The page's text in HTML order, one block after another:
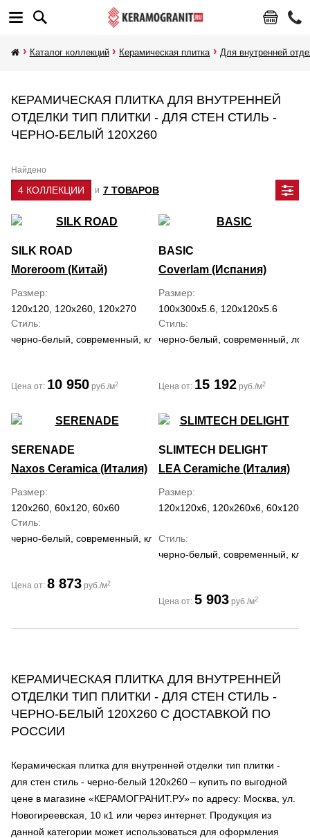
Каталог коллекций Керамическая плитка Для внутренней
КЕРАМИЧЕСКАЯ ПЛИТКА ДЛЯ ВНУТРЕННЕЙ
ОТДЕЛКИ ТИП ПЛИТКИ - ДЛЯ СТЕН СТИЛЬ -
ЧЕРНО-БЕЛЫЙ 120Х260
Найдено
4 КОЛЛЕКЦИИ и 7 ТОВАРОВ
SILK ROAD
Moreroom (Китай)
Размер
120x120, 120x260, 120x270
Стиль
черно-белый, современный, классический
Цена от: 10 950 руб./м2
BASIC
Coverlam (Испания)
Размер
100x300x5.6, 120x120x5.6
Стиль
черно-белый, современный,
Цена от: 15 192 руб./м2
SERENADE
Naxos Ceramica (Италия)
Размер
120x260, 60x120, 60x60
Стиль
черно-белый, современный, классический,
Цена от: 8 873 руб./м2
SLIMTECH DELIGHT
LEA Ceramiche (Италия)
Размер
120x120x6, 120x260x6, 60x120x6
Стиль
черно-белый, современный,
Цена от: 5 903 руб./м2
КЕРАМИЧЕСКАЯ ПЛИТКА ДЛЯ ВНУТРЕННЕЙ
ОТДЕЛКИ ТИП ПЛИТКИ - ДЛЯ СТЕН СТИЛЬ -
ЧЕРНО-БЕЛЫЙ 120Х260 С ДОСТАВКОЙ ПО
РОССИИ
Керамическая плитка для внутренней отделки тип плитки -
для стен стиль - черно-белый 120х260 – купить по выгодной
цене в магазине «КЕРАМОГРАНИТ.РУ» по адресу: Москва, ул.
Новогиреевская, 10 к1 или через интернет. Продукция из
данной категории может использоваться для оформления